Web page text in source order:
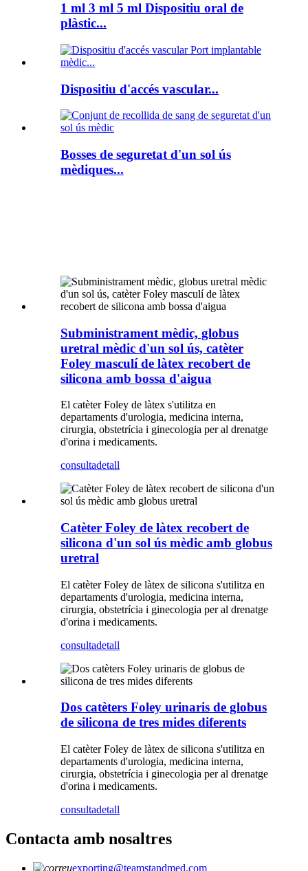
1 ml 3 ml 5 ml Dispositiu oral de
plàstic...
Dispositiu d'accés vascular...
Bosses de seguretat d'un sol ús
mèdiques...
Subministrament mèdic, globus
uretral mèdic d'un sol ús, catèter
Foley masculí de làtex recobert de
silicona amb bossa d'aigua
El catèter Foley de làtex s'utilitza en
departaments d'urologia, medicina interna,
cirurgia, obstetrícia i ginecologia per al drenatge
d'orina i medicaments.
consultadetall
Catèter Foley de làtex recobert de
silicona d'un sol ús mèdic amb globus
uretral
El catèter Foley de làtex de silicona s'utilitza en
departaments d'urologia, medicina interna,
cirurgia, obstetrícia i ginecologia per al drenatge
d'orina i medicaments.
consultadetall
Dos catèters Foley urinaris de globus
de silicona de tres mides diferents
El catèter Foley de làtex de silicona s'utilitza en
departaments d'urologia, medicina interna,
cirurgia, obstetrícia i ginecologia per al drenatge
d'orina i medicaments.
consultadetall
Contacta amb nosaltres
exporting@teamstandmed.com